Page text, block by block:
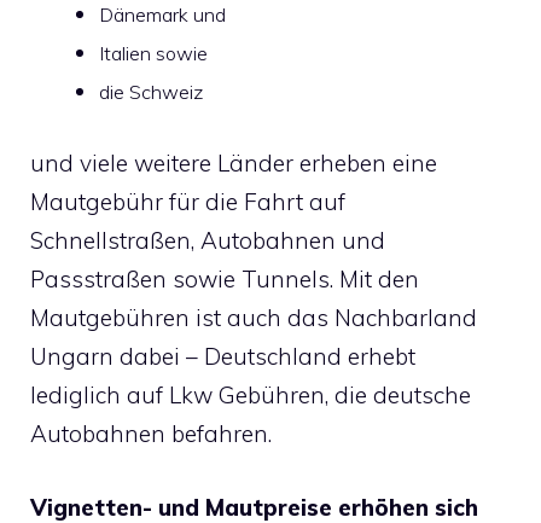
Dänemark und
Italien sowie
die Schweiz
und viele weitere Länder erheben eine
Mautgebühr für die Fahrt auf
Schnellstraßen, Autobahnen und
Passstraßen sowie Tunnels. Mit den
Mautgebühren ist auch das Nachbarland
Ungarn dabei – Deutschland erhebt
lediglich auf Lkw Gebühren, die deutsche
Autobahnen befahren.
Vignetten- und Mautpreise erhöhen sich